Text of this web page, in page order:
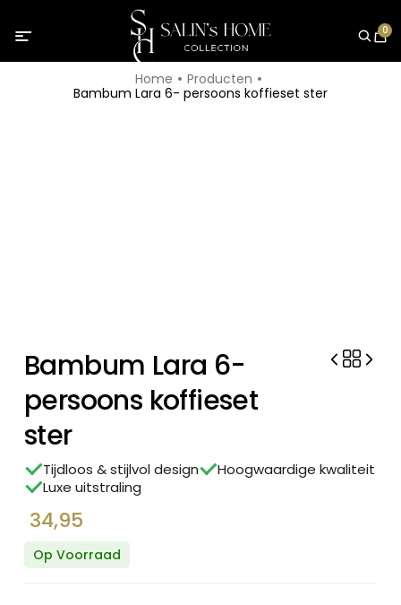
0
Home
Producten
Bambum Lara 6- persoons koffieset ster
Bambum Lara 6-
persoons koffieset
ster
Tijdloos & stijlvol design
Hoogwaardige kwaliteit
Luxe uitstraling
34,95
Op Voorraad